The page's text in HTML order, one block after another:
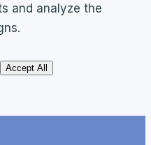
and analyze the
Accept All